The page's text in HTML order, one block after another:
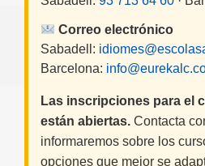
Correo electrónico
Sabadell:
Barcelona:
Las inscripciones para el
están abiertas. Contacta
informaremos sobre los
opciones que mejor se